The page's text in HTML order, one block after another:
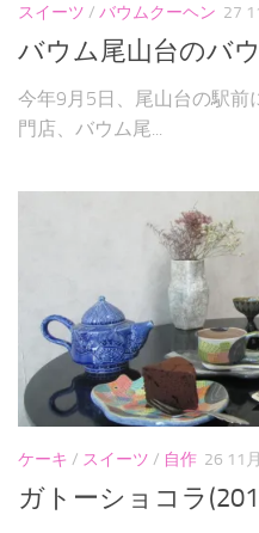
スイーツ / バウムクーヘン 27
バウム尾山台のバ
今年9月5日、尾山台の駅前
門店、バウム尾...
ケーキ / スイーツ / 自作 26 11
ガトーショコラ